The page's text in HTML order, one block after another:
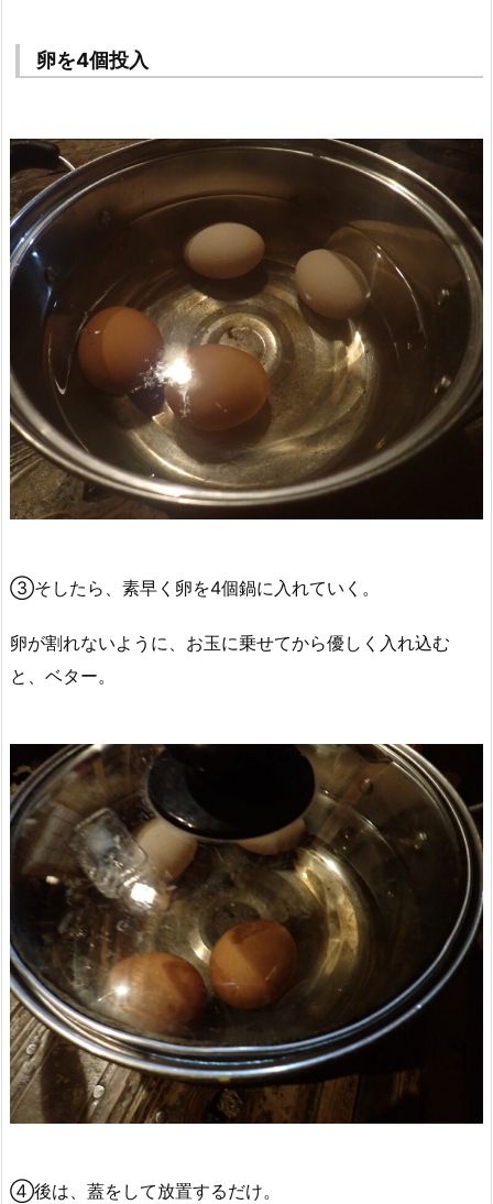
卵を4個投入
③そしたら、素早く卵を4個鍋に入れていく。
卵が割れないように、お玉に乗せてから優しく入れ込む
と、ベター。
④後は、蓋をして放置するだけ。